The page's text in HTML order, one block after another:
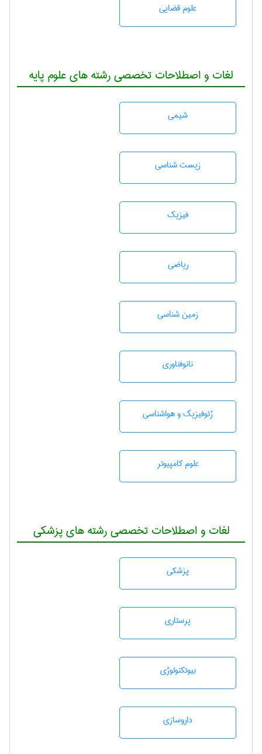
علوم قضایی
لغات و اصطلاحات تخصصی رشته های علوم پایه
شيمی
زيست شناسی
فیزیک
رياضی
زمين شناسی
نانوفناوری
ژئوفيزيك و هواشناسی
علوم کامپیوتر
لغات و اصطلاحات تخصصی رشته های پزشکی
پزشكی
پرستاری
بيوتكنولوژی
داروسازی